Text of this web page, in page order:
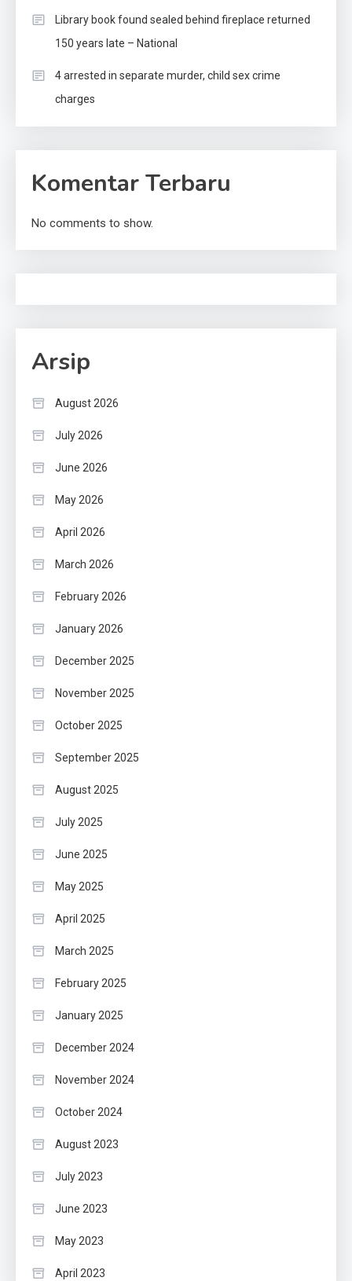
Library book found sealed behind fireplace returned
150 years late – National
4 arrested in separate murder, child sex crime
charges
Komentar Terbaru
No comments to show.
Arsip
August 2026
July 2026
June 2026
May 2026
April 2026
March 2026
February 2026
January 2026
December 2025
November 2025
October 2025
September 2025
August 2025
July 2025
June 2025
May 2025
April 2025
March 2025
February 2025
January 2025
December 2024
November 2024
October 2024
August 2023
July 2023
June 2023
May 2023
April 2023